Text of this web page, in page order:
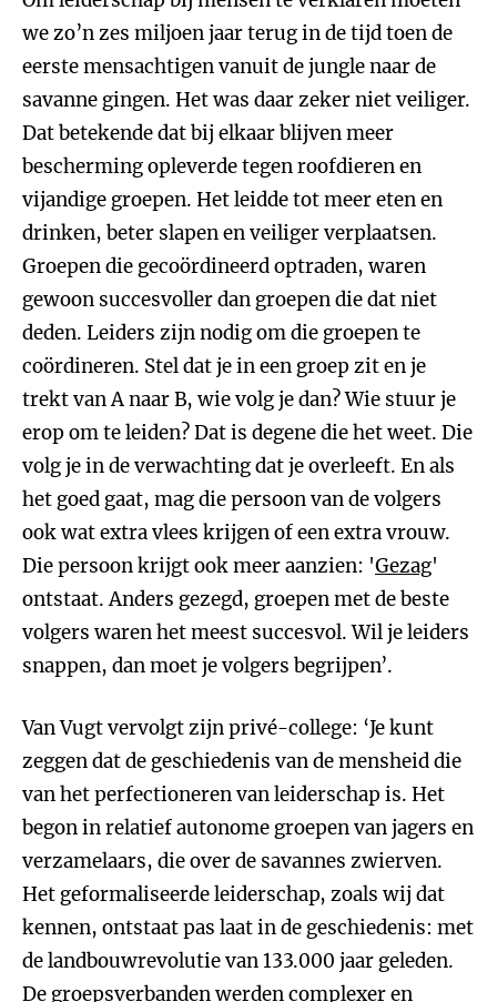
we zo’n zes miljoen jaar terug in de tijd toen de
eerste mensachtigen vanuit de jungle naar de
savanne gingen. Het was daar zeker niet veiliger.
Dat betekende dat bij elkaar blijven meer
bescherming opleverde tegen roofdieren en
vijandige groepen. Het leidde tot meer eten en
drinken, beter slapen en veiliger verplaatsen.
Groepen die gecoördineerd optraden, waren
gewoon succesvoller dan groepen die dat niet
deden. Leiders zijn nodig om die groepen te
coördineren. Stel dat je in een groep zit en je
trekt van A naar B, wie volg je dan? Wie stuur je
erop om te leiden? Dat is degene die het weet. Die
volg je in de verwachting dat je overleeft. En als
het goed gaat, mag die persoon van de volgers
ook wat extra vlees krijgen of een extra vrouw.
Die persoon krijgt ook meer aanzien: 'Gezag'
ontstaat. Anders gezegd, groepen met de beste
volgers waren het meest succesvol. Wil je leiders
snappen, dan moet je volgers begrijpen’.
Van Vugt vervolgt zijn privé-college: ‘Je kunt
zeggen dat de geschiedenis van de mensheid die
van het perfectioneren van leiderschap is. Het
begon in relatief autonome groepen van jagers en
verzamelaars, die over de savannes zwierven.
Het geformaliseerde leiderschap, zoals wij dat
kennen, ontstaat pas laat in de geschiedenis: met
de landbouwrevolutie van 133.000 jaar geleden.
De groepsverbanden werden complexer en